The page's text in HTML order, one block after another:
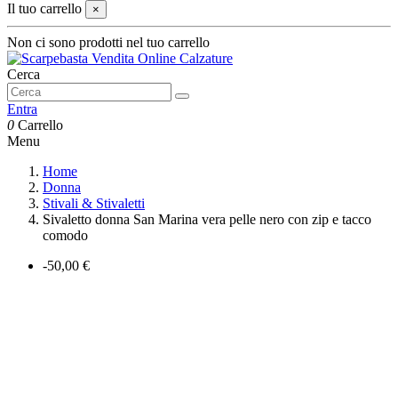
Il tuo carrello
×
Non ci sono prodotti nel tuo carrello
Cerca
Entra
0 Carrello
Menu
Home
Donna
Stivali & Stivaletti
Sivaletto donna San Marina vera pelle nero con zip e tacco
comodo
-50,00 €